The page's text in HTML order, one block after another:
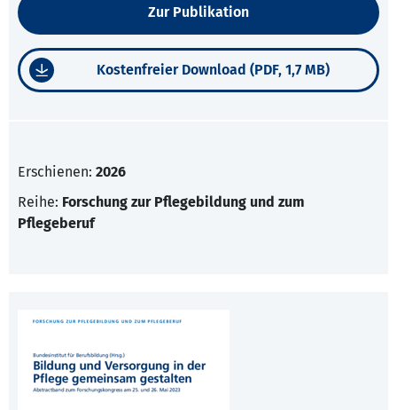
Zur Publikation
Kostenfreier Download (PDF, 1,7 MB)
Erschienen: 2026
Reihe: Forschung zur Pflegebildung und zum
Pflegeberuf